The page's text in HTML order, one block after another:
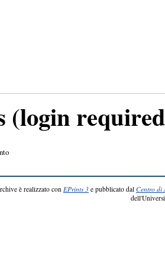
(login
è realizzato con EPrints 3 e pubblicato dal Centro di